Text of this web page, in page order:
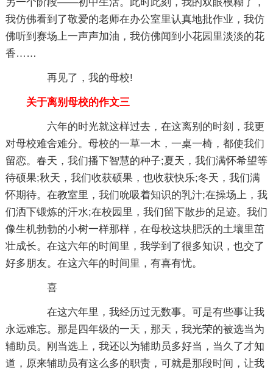
我仿佛看到了敬爱的老师在办公室里认真地批作业，我仿
佛听到赛场上一声声加油，我仿佛闻到小花园里淡淡的花
香……
再见了，我的母校!
关于离别母校的作文三
六年的时光就这样过去，在这离别的时刻，我更
对母校难舍难分。母校的一草一木，一桌一椅，都使我们
留恋。春天，我们播下智慧的种子;夏天，我们满怀希望等
待硕果;秋天，我们收获硕果，也收获快乐;冬天，我们满
怀期待。在教室里，我们吮吸着知识的乳汁;在操场上，我
们洒下锻炼的汗水;在校园里，我们留下散步的足迹。我们
像生机勃勃的小树一样那样，在母校这块肥沃的土壤里茁
壮成长。在这六年的时间里，我学到了很多知识，也交了
好多朋友。在这六年的时间里，有喜有忧。
喜
在这六年里，我经历过无数事。可是有些事让我
永远难忘。那是四年级的一天，那天，我光荣的被选当为
辅助员。刚当选上，我还以为辅助员多好当，当久了才知
道，原来辅助员有这么多的职责，可就是那段时间，让我